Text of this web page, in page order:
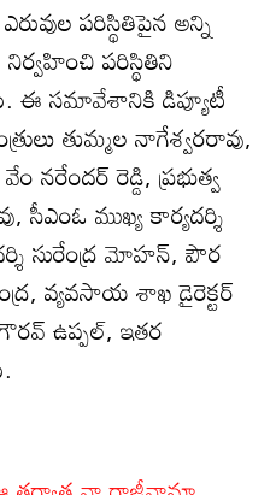
పరిస్థితిపైన అన్ని
పరిస్థితిని
ఈ సమావేశానికి డిప్యూటీ
తుమ్మల నాగేశ్వరరావు,
నరేందర్ రెడ్డి, ప్రభుత్వ
సీఎంఓ ముఖ్య కార్యదర్శి
సురేంద్ర మోహన్, పౌర
వ్యవసాయ శాఖ డైరెక్టర్
ఉప్పల్, ఇతర